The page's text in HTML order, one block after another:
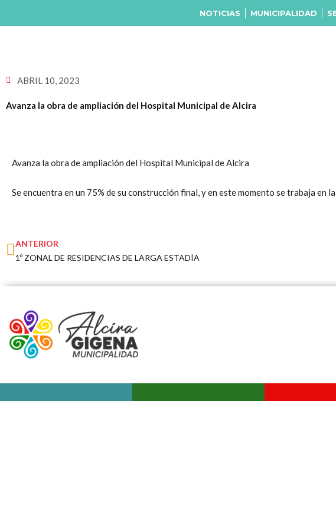
NOTICIAS MUNICIPALIDAD
ABRIL 10, 2023
Avanza la obra de ampliación del Hospital Municipal de Alcira
Avanza la obra de ampliación del Hospital Municipal de Alcira
Se encuentra en un 75% de su construcción final, y en este momento se trabaja en
Prev
ANTERIOR
1º ZONAL DE RESIDENCIAS DE LARGA ESTADÍA